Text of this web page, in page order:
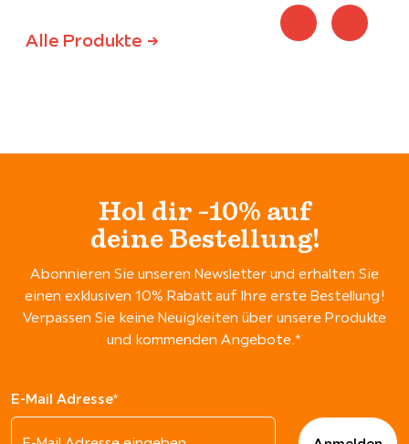
Alle Produkte ->
Hol dir -10% auf
deine Bestellung!
Abonnieren Sie unseren Newsletter und erhalten Sie
einen exklusiven 10% Rabatt auf Ihre erste Bestellung!
Verpassen Sie keine Neuigkeiten über unsere Produkte
und kommenden Angebote.*
E-Mail Adresse*